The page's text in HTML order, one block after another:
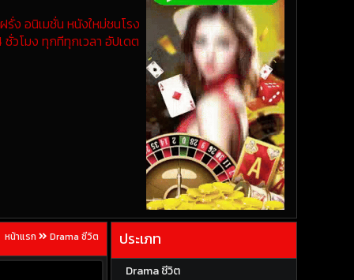
ง อนิเมชั่น หนังใหม่ชนโรง
วโมง ทุกทีทุกเวลา อัปเดต
หน้าแรก Drama ชีวิต ประเภท
Drama ชีวิต